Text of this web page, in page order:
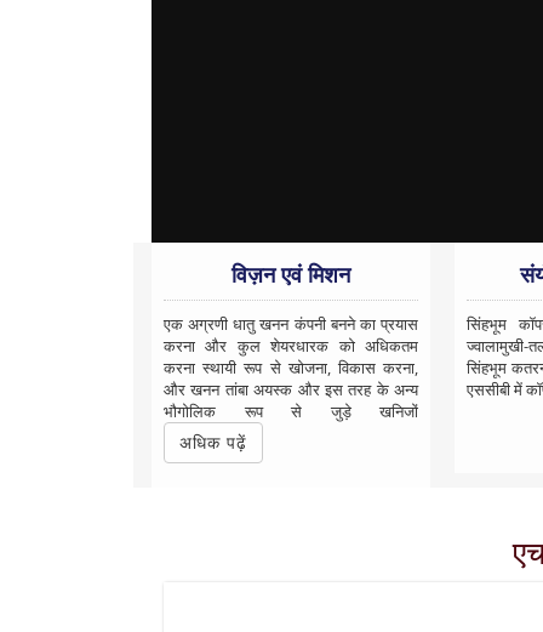
विज़न एवं मिशन
एक अग्रणी धातु खनन कंपनी बनने का प्रयास
करना और कुल शेयरधारक को अधिकतम
करना स्थायी रूप से खोजना, विकास करना,
और खनन तांबा अयस्क और इस तरह के अन्य
भौगोलिक रूप से जुड़े खनिजों
अधिक पढ़ें
सिंहभूम
सिंहभूम
एससीबी में